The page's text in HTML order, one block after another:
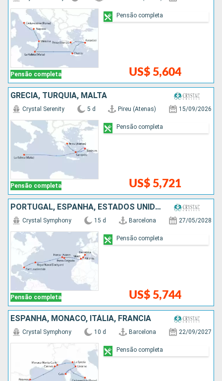
Pensão completa US$ 5,604
Pensão completa
GRÉCIA, TURQUIA, MALTA
Pensão completa
Crystal Serenity 5 d Pireu (Atenas) 15/09/2026
US$ 5,721
Pensão completa
PORTUGAL, ESPANHA, ESTADOS UNIDOS
Pensão completa
Crystal Symphony 15 d Barcelona 27/05/2028
US$ 5,744
Pensão completa
ESPANHA, MÔNACO, ITÁLIA, FRANCIA
Crystal Symphony 10 d Barcelona 22/09/2027
Pensão completa